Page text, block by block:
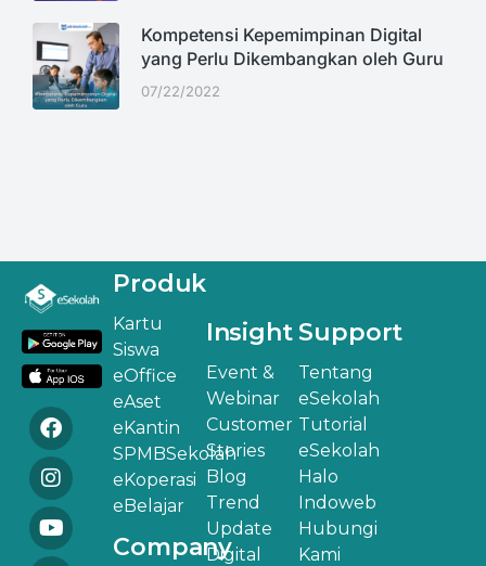
Kompetensi Kepemimpinan Digital
yang Perlu Dikembangkan oleh Guru
07/22/2022
Produk
Kartu
Siswa
eOffice
eAset
eKantin
SPMBSekolah
eKoperasi
eBelajar
Company
Insight
Event &
Webinar
Customer
Stories
Blog
Trend
Update
Digital
Support
Tentang
eSekolah
Tutorial
eSekolah
Halo
Indoweb
Hubungi
Kami